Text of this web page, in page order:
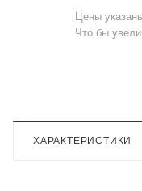
Цены
Что бы
ХАРАКТЕРИСТИКИ